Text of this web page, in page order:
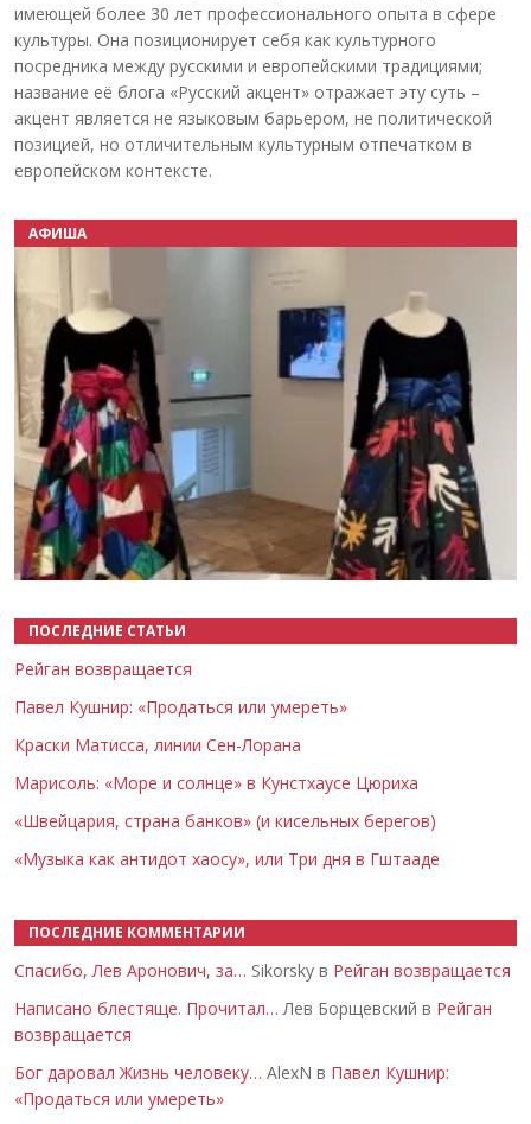
имеющей более 30 лет профессионального опыта в сфере
культуры. Она позиционирует себя как культурного
посредника между русскими и европейскими традициями;
название её блога «Русский акцент» отражает эту суть –
акцент является не языковым барьером, не политической
позицией, но отличительным культурным отпечатком в
европейском контексте.
АФИША
ПОСЛЕДНИЕ СТАТЬИ
Рейган возвращается
Павел Кушнир: «Продаться или умереть»
Краски Матисса, линии Сен-Лорана
Марисоль: «Море и солнце» в Кунстхаусе Цюриха
«Швейцария, страна банков» (и кисельных берегов)
«Музыка как антидот хаосу», или Три дня в Гштааде
ПОСЛЕДНИЕ КОММЕНТАРИИ
Спасибо, Лев Аронович, за… Sikorsky в Рейган возвращается
Написано блестяще. Прочитал… Лев Борщевский в Рейган
возвращается
Бог даровал Жизнь человеку… AlexN в Павел Кушнир:
«Продаться или умереть»